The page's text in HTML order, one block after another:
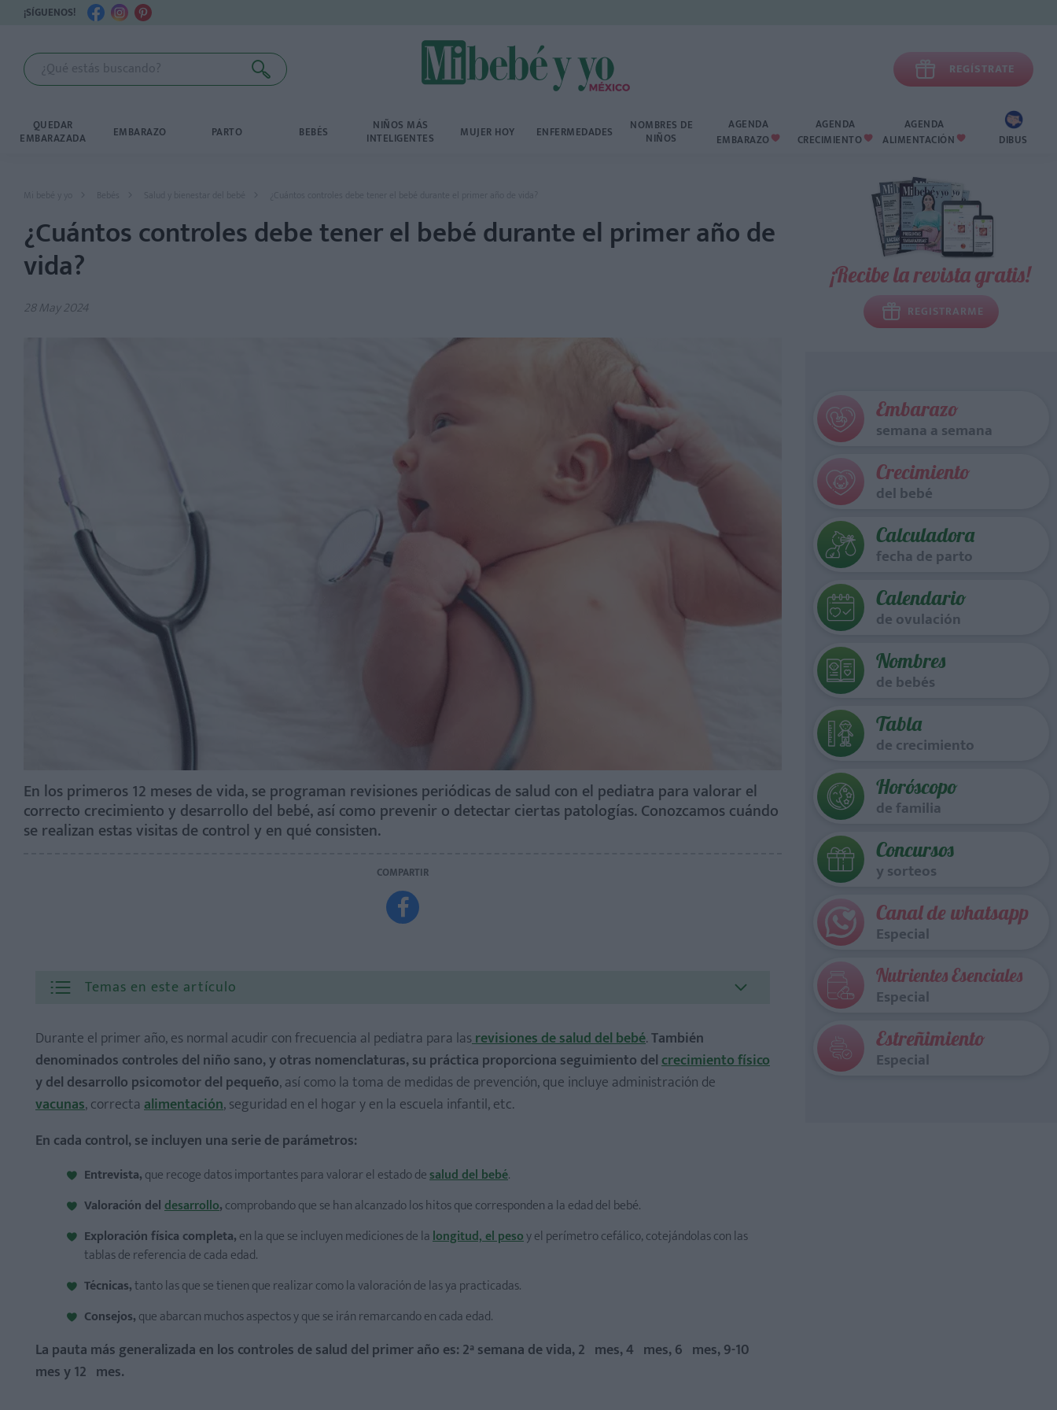
¡SÍGUENOS!
 REGÍSTRATE
QUEDAR
EMBARAZADA EMBARAZO PARTO BEBÉS NIÑOS MÁS
INTELIGENTES MUJER HOY ENFERMEDADES NOMBRES DE
NIÑOS
AGENDA
EMBARAZO 
AGENDA
CRECIMIENTO 
AGENDA
ALIMENTACIÓN  DIBUS
Mi bebé y yo Bebés Salud y bienestar del bebé ¿Cuántos controles debe tener el bebé durante el primer año de vida?
¿Cuántos controles debe tener el bebé durante el primer año de
vida?
28 May 2024
En los primeros 12 meses de vida, se programan revisiones periódicas de salud con el pediatra para valorar el
correcto crecimiento y desarrollo del bebé, así como prevenir o detectar ciertas patologías. Conozcamos cuándo
se realizan estas visitas de control y en qué consisten.
COMPARTIR

Temas en este artículo
Durante el primer año, es normal acudir con frecuencia al pediatra para lasrevisiones de salud del bebé.También
denominados controles del niño sano, y otras nomenclaturas, su práctica proporciona seguimiento delcrecimiento físico
y del desarrollo psicomotor del pequeño, así como la toma de medidas de prevención, que incluye administración de
vacunas, correcta alimentación, seguridad en el hogar y en la escuela infantil, etc.
En cada control, se incluyen una serie de parámetros:
Entrevista,que recoge datos importantes para valorar el estado desalud del bebé.
Valoración deldesarrollo,comprobando que se han alcanzado los hitos que corresponden a la edad del bebé.
Exploración física completa,en la que se incluyen mediciones de lalongitud, el pesoy el perímetro cefálico, cotejándolas con las
tablas de referencia de cada edad.
Técnicas,tanto las que se tienen que realizar como la valoración de las ya practicadas.
Consejos,que abarcan muchos aspectos y que se irán remarcando en cada edad.
La pauta más generalizada en los controles de salud del primer año es: 2ª semana de vida, 2º mes, 4º mes, 6º mes, 9-10º
mes y 12º mes.
¡Recibe la revista gratis!
REGISTRARME
Embarazo
semana a semana
Crecimiento
del bebé
Calculadora
fecha de parto
Calendario
de ovulación
Nombres
de bebés
Tabla
de crecimiento
Horóscopo
de familia
Concursos
y sorteos
Canal de whatsapp
Especial
Nutrientes Esenciales
Especial
Estreñimiento
Especial